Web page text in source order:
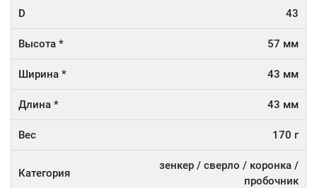
D 43
Высота * 57 мм
Ширина * 43 мм
Длина * 43 мм
Вес 170 г
Категория
зенкер / сверло / коронка /
пробочник